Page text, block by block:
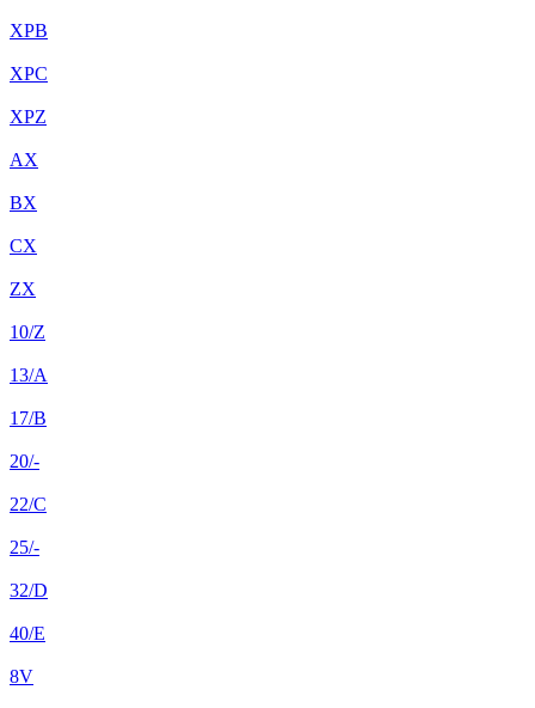
XPB
XPC
XPZ
AX
BX
CX
ZX
10/Z
13/A
17/B
20/-
22/C
25/-
32/D
40/E
8V